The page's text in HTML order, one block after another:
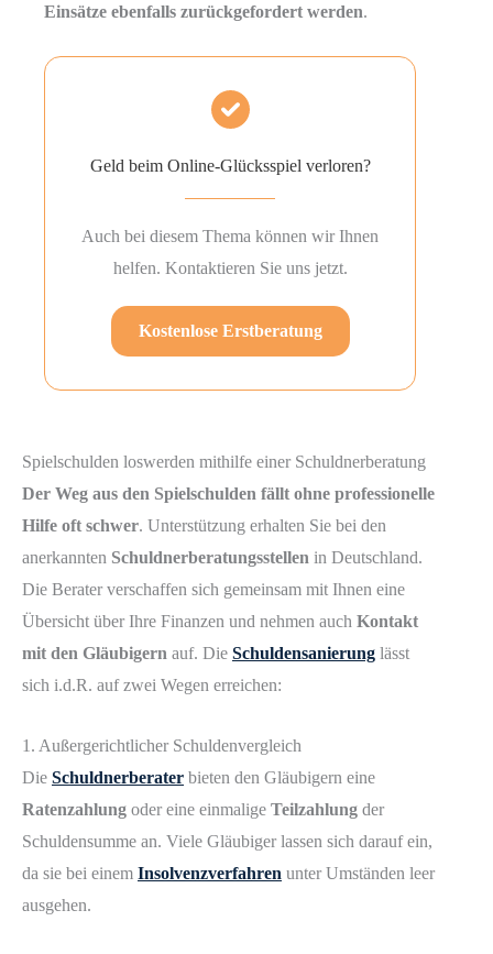
Einsätze ebenfalls zurückgefordert werden.
Geld beim Online-Glücksspiel verloren?
Auch bei diesem Thema können wir Ihnen
helfen. Kontaktieren Sie uns jetzt.
Kostenlose Erstberatung
Spielschulden loswerden mithilfe einer Schuldnerberatung
Der Weg aus den Spielschulden fällt ohne professionelle
Hilfe oft schwer. Unterstützung erhalten Sie bei den
anerkannten Schuldnerberatungsstellen in Deutschland.
Die Berater verschaffen sich gemeinsam mit Ihnen eine
Übersicht über Ihre Finanzen und nehmen auch Kontakt
mit den Gläubigern auf. Die Schuldensanierung lässt
sich i.d.R. auf zwei Wegen erreichen:
1. Außergerichtlicher Schuldenvergleich
Die Schuldnerberater bieten den Gläubigern eine
Ratenzahlung oder eine einmalige Teilzahlung der
Schuldensumme an. Viele Gläubiger lassen sich darauf ein,
da sie bei einem Insolvenzverfahren unter Umständen leer
ausgehen.